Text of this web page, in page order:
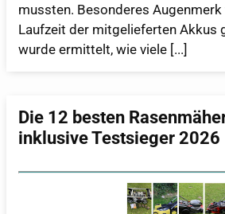
mussten. Besonderes
Laufzeit der mitgelieferten Akkus
wurde ermittelt, wie viele [...]
Die 12 besten
inklusive Testsieger 2026